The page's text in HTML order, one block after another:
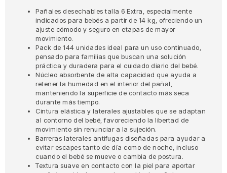
Pañales desechables talla 6 Extra, especialmente
indicados para bebés a partir de 14 kg, ofreciendo un
ajuste cómodo y seguro en etapas de mayor
movimiento.
Pack de 144 unidades ideal para un uso continuado,
pensado para familias que buscan una solución
práctica y duradera para el cuidado diario del bebé.
Núcleo absorbente de alta capacidad que ayuda a
retener la humedad en el interior del pañal,
manteniendo la superficie de contacto más seca
durante más tiempo.
Cintura elástica y laterales ajustables que se adaptan
al contorno del bebé, favoreciendo la libertad de
movimiento sin renunciar a la sujeción.
Barreras laterales antifugas diseñadas para ayudar a
evitar escapes tanto de día como de noche, incluso
cuando el bebé se mueve o cambia de postura.
Textura suave en contacto con la piel para aportar